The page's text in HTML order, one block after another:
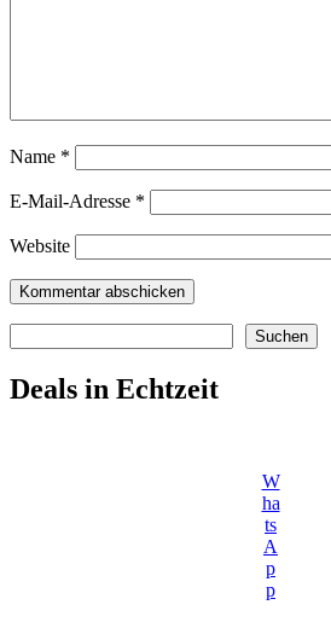
Name *
E-Mail-Adresse *
Website
Suchen
Deals in Echtzeit
W
ha
ts
A
p
p